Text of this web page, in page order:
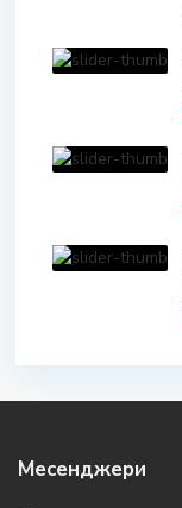
Месенджери